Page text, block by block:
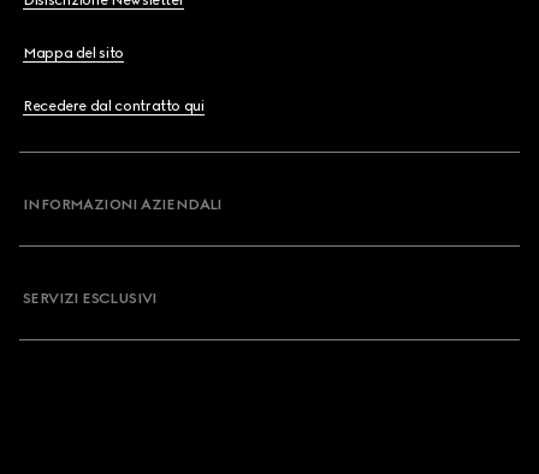
Mappa del sito
Recedere dal contratto qui
INFORMAZIONI AZIENDALI
SERVIZI ESCLUSIVI